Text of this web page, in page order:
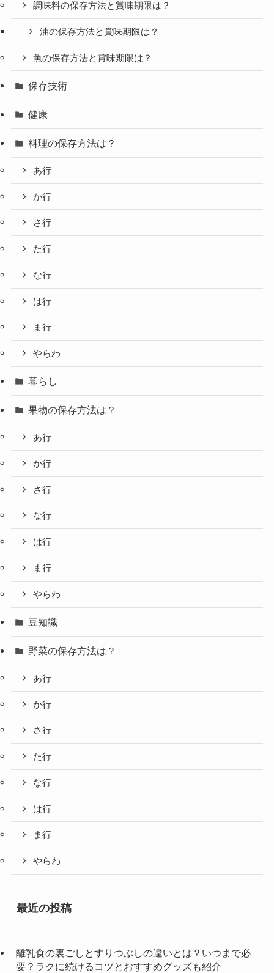
調味料の保存方法と賞味期限は？
油の保存方法と賞味期限は？
魚の保存方法と賞味期限は？
保存技術
健康
料理の保存方法は？
あ行
か行
さ行
た行
な行
は行
ま行
やらわ
暮らし
果物の保存方法は？
あ行
か行
さ行
な行
は行
ま行
やらわ
豆知識
野菜の保存方法は？
あ行
か行
さ行
た行
な行
は行
ま行
やらわ
最近の投稿
離乳食の裏ごしとすりつぶしの違いとは？いつまで必
要？ラクに続けるコツとおすすめグッズも紹介